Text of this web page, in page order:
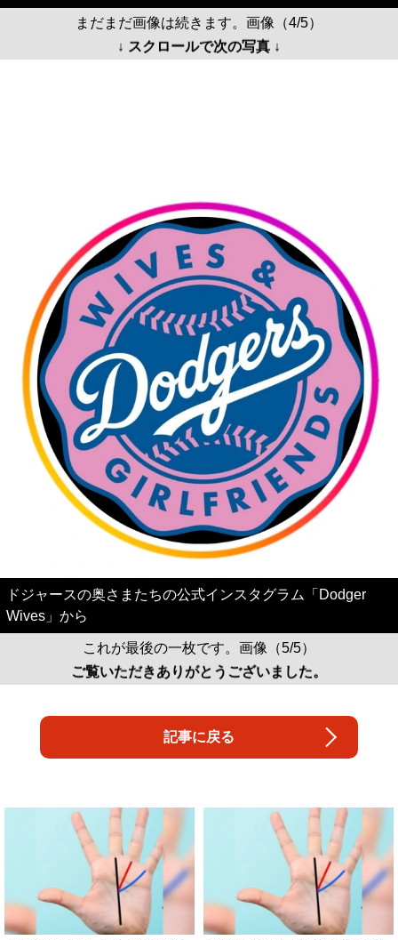
まだまだ画像は続きます。画像（4/5）
↓ スクロールで次の写真 ↓
ドジャースの奥さまたちの公式インスタグラム「Dodger
Wives」から
これが最後の一枚です。画像（5/5）
ご覧いただきありがとうございました。
記事に戻る